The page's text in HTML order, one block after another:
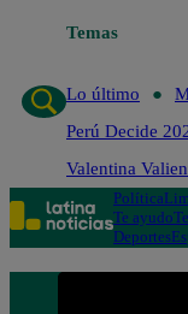
Temas
Lo último
Perú Decide
Valentina
Política
Te ayudo
Deportes